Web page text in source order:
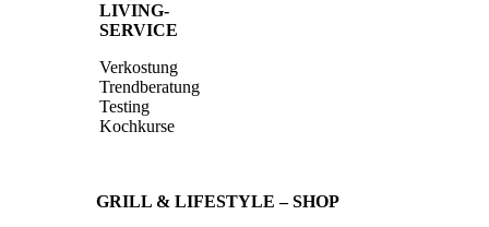
LIVING-
SERVICE
Verkostung
Trendberatung
Testing
Kochkurse
GRILL & LIFESTYLE – SHOP